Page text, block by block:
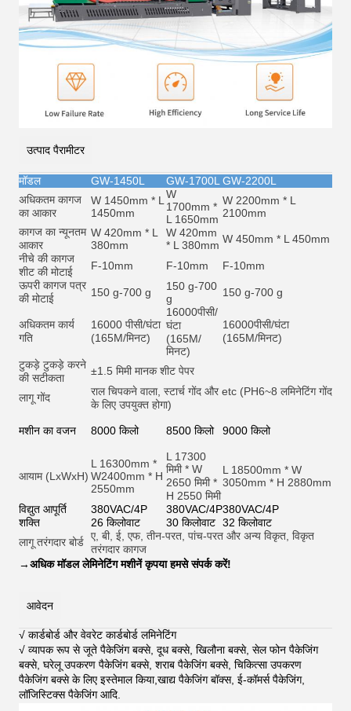
उत्पाद पैरामीटर
मॉडल GW-1450L GW-1700L GW-2200L
अधिकतम कागज
का आकार
W 1450mm * L
1450mm
W
1700mm *
L 1650mm
W 2200mm * L
2100mm
कागज का न्यूनतम
आकार
W 420mm * L
380mm
W 420mm
* L 380mm W 450mm * L 450mm
नीचे की कागज
शीट की मोटाई
F-10mm F-10mm
F-10mm
ऊपरी कागज पत्र
की मोटाई
150 g-700 g
150 g-700
g
150 g-700 g
अधिकतम कार्य
गति
16000 पीसी/घंटा
(165M/मिनट)
16000पीसी/
घंटा
(165M/
मिनट)
16000पीसी/घंटा
(165M/मिनट)
टुकड़े टुकड़े करने
की सटीकता
±1.5 मिमी मानक शीट पेपर
लागू गोंद राल चिपकने वाला, स्टार्च गोंद और etc (PH6~8 लमिनेटिंग गोंद
के लिए उपयुक्त होगा)
मशीन का वजन 8000 किलो 8500 किलो 9000 किलो
आयाम (LxWxH)
L 16300mm *
W2400mm * H
2550mm
L 17300
मिमी * W
2650 मिमी *
H 2550 मिमी
L 18500mm * W
3050mm * H 2880mm
विद्युत आपूर्ति 380VAC/4P 380VAC/4P380VAC/4P
शक्ति
26 किलोवाट 30 किलोवाट 32 किलोवाट
लागू तरंगदार बोर्ड ए, बी, ई, एफ, तीन-परत, पांच-परत और अन्य विकृत, विकृत
तरंगदार कागज
→अधिक मॉडल लेमिनेटिंग मशीनें कृपया हमसे संपर्क करें!
आवेदन
√ कार्डबोर्ड और वेवरेट कार्डबोर्ड लमिनेटिंग
√ व्यापक रूप से जूते पैकेजिंग बक्से, दूध बक्से, खिलौना बक्से, सेल फोन पैकेजिंग
बक्से, घरेलू उपकरण पैकेजिंग बक्से, शराब पैकेजिंग बक्से, चिकित्सा उपकरण
पैकेजिंग बक्से के लिए इस्तेमाल किया,खाद्य पैकेजिंग बॉक्स, ई-कॉमर्स पैकेजिंग,
लॉजिस्टिक्स पैकेजिंग आदि